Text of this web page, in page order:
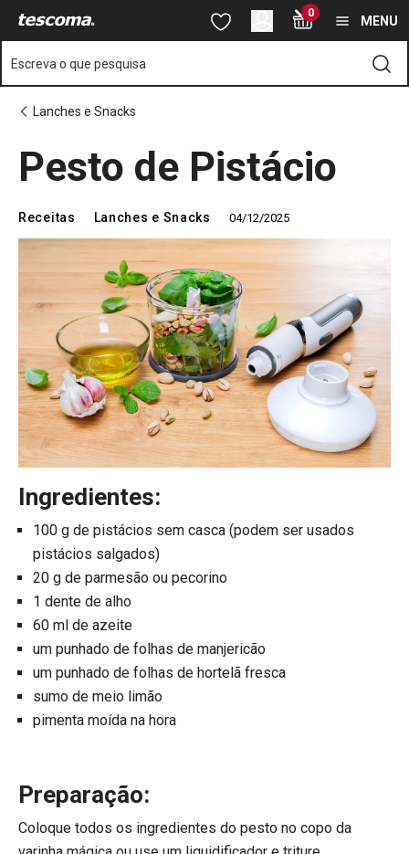
Saltar para o conteúdo principal
Saltar para a pesquisa
Saltar para a navegação 0
MENU
Escreva o que pesquisa
Lanches e Snacks
Pesto de Pistácio
Receitas Lanches e Snacks 04/12/2025
Ingredientes:
100 g de pistácios sem casca (podem ser usados ​​
pistácios salgados)
20 g de parmesão ou pecorino
1 dente de alho
60 ml de azeite
um punhado de folhas de manjericão
um punhado de folhas de hortelã fresca
sumo de meio limão
pimenta moída na hora
Preparação:
Coloque todos os ingredientes do pesto no copo da